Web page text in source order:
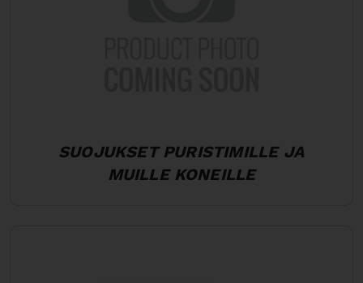
SUOJUKSET PURISTIMILLE JA
MUILLE KONEILLE